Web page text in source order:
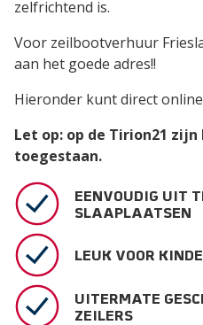
zelfrichtend is.
Voor zeilbootverhuur
aan het goede adres!!
Hieronder kunt direct
Let op: op de Tirion21
toegestaan.
EENVOUDIG UIT
SLAAPLAATSEN
LEUK VOOR
UITERMATE
ZEILERS